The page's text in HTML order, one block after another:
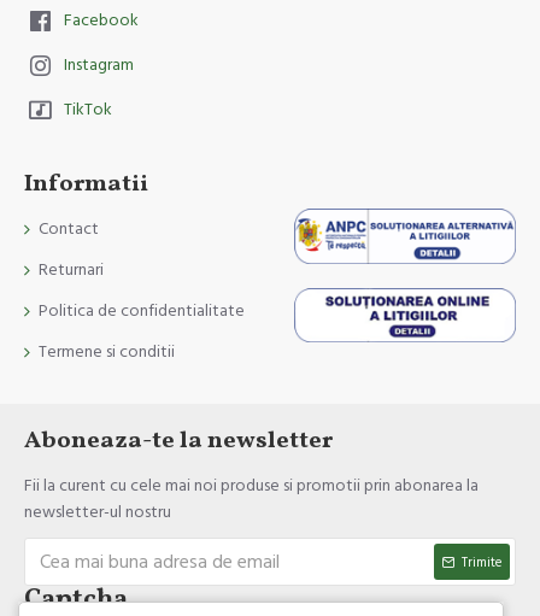
Facebook
Instagram
TikTok
Informatii
Contact
Returnari
Politica de confidentialitate
Termene si conditii
Aboneaza-te la newsletter
Fii la curent cu cele mai noi produse si promotii prin abonarea la
newsletter-ul nostru
Trimite
Captcha